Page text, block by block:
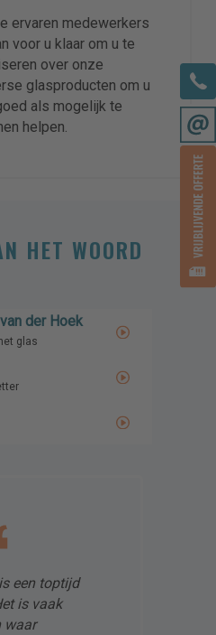
ervaren medewerkers
voor u klaar om u te
over onze
glasproducten om u
als mogelijk te
helpen.
HET WOORD
der Hoek
glas
een toptijd
is vaak
waar